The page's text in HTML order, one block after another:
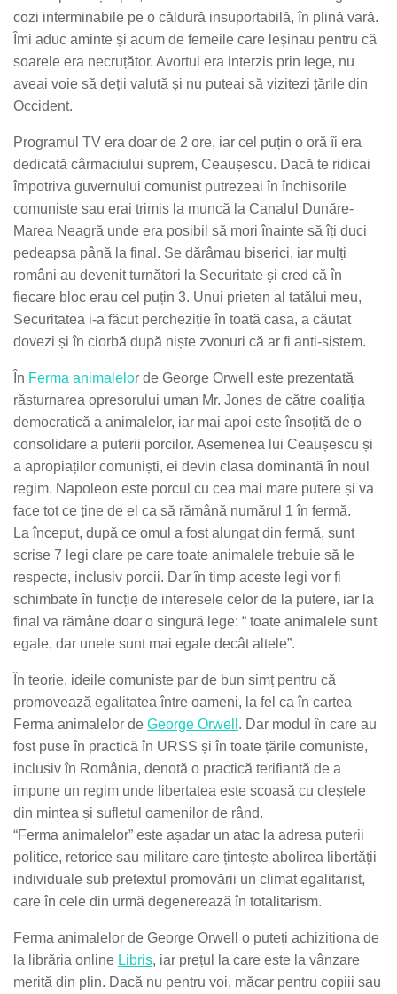
cozi interminabile pe o căldură insuportabilă, în plină vară.
Îmi aduc aminte și acum de femeile care leșinau pentru că
soarele era necruțător. Avortul era interzis prin lege, nu
aveai voie să deții valută și nu puteai să vizitezi țările din
Occident.
Programul TV era doar de 2 ore, iar cel puțin o oră îi era
dedicată cârmaciului suprem, Ceaușescu. Dacă te ridicai
împotriva guvernului comunist putrezeai în închisorile
comuniste sau erai trimis la muncă la Canalul Dunăre-
Marea Neagră unde era posibil să mori înainte să îți duci
pedeapsa până la final. Se dărâmau biserici, iar mulți
români au devenit turnători la Securitate și cred că în
fiecare bloc erau cel puțin 3. Unui prieten al tatălui meu,
Securitatea i-a făcut percheziție în toată casa, a căutat
dovezi și în ciorbă după niște zvonuri că ar fi anti-sistem.
În Ferma animalelor de George Orwell este prezentată
răsturnarea opresorului uman Mr. Jones de către coaliția
democratică a animalelor, iar mai apoi este însoțită de o
consolidare a puterii porcilor. Asemenea lui Ceaușescu și
a apropiaților comuniști, ei devin clasa dominantă în noul
regim. Napoleon este porcul cu cea mai mare putere și va
face tot ce ține de el ca să rămână numărul 1 în fermă.
La început, după ce omul a fost alungat din fermă, sunt
scrise 7 legi clare pe care toate animalele trebuie să le
respecte, inclusiv porcii. Dar în timp aceste legi vor fi
schimbate în funcție de interesele celor de la putere, iar la
final va rămâne doar o singură lege: “ toate animalele sunt
egale, dar unele sunt mai egale decât altele”.
În teorie, ideile comuniste par de bun simț pentru că
promovează egalitatea între oameni, la fel ca în cartea
Ferma animalelor de George Orwell . Dar modul în care au
fost puse în practică în URSS și în toate țările comuniste,
inclusiv în România, denotă o practică terifiantă de a
impune un regim unde libertatea este scoasă cu cleștele
din mintea și sufletul oamenilor de rând.
“Ferma animalelor” este așadar un atac la adresa puterii
politice, retorice sau militare care țintește abolirea libertății
individuale sub pretextul promovării un climat egalitarist,
care în cele din urmă degenerează în totalitarism.
Ferma animalelor de George Orwell o puteți achiziționa de
la librăria online Libris, iar prețul la care este la vânzare
merită din plin. Dacă nu pentru voi, măcar pentru copiii sau